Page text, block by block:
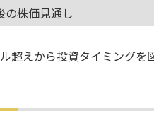
の株価見通し
超えから投資タイミングを